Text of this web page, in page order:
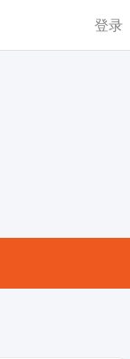
登录